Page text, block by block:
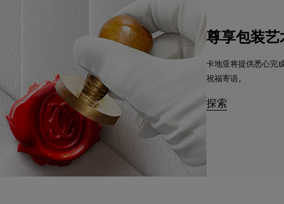
尊享包装艺
卡地亚将提供悉心完
祝福寄语。
探索